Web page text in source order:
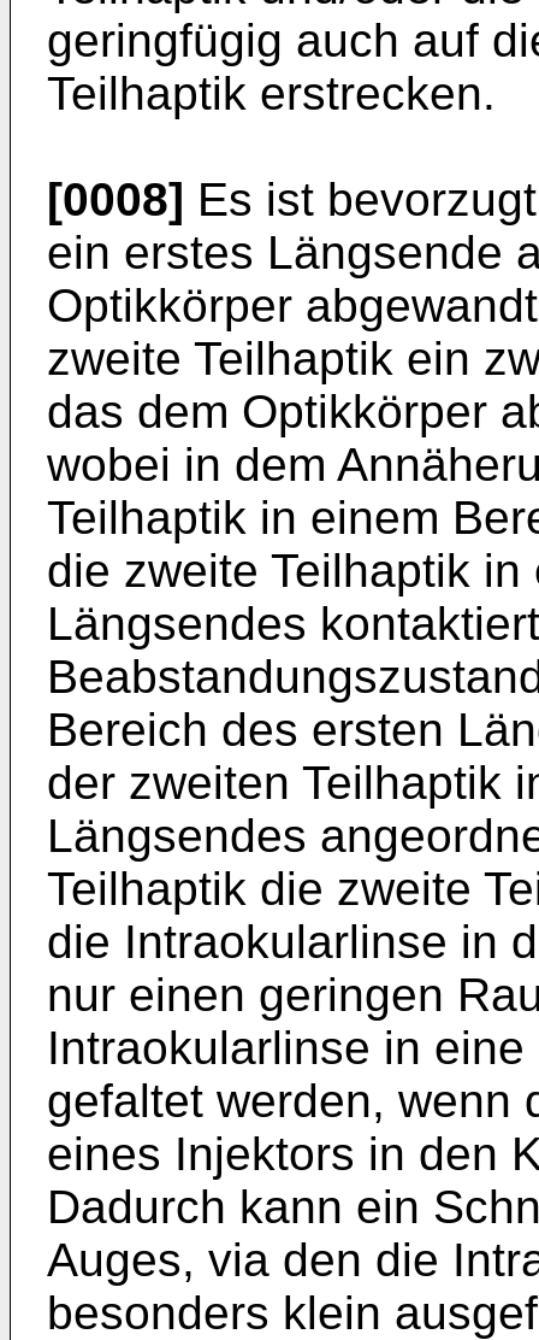
geringfügig auch auf
Teilhaptik erstrecken.
[0008] Es ist
ein erstes Längsende
Optikkörper
zweite Teilhaptik ein
das dem Optikkörper
wobei in dem
Teilhaptik in einem
die zweite Teilhaptik
Längsendes
Bereich des ersten
der zweiten Teilhaptik
Längsendes
Teilhaptik die zweite
die Intraokularlinse in
nur einen geringen
Intraokularlinse in
gefaltet werden, wenn
eines Injektors in den
Dadurch kann ein
Auges, via den die
besonders klein